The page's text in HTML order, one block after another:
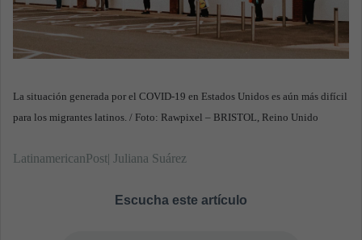
La situación generada por el COVID-19 en Estados Unidos es aún más difícil
para los migrantes latinos. / Foto: Rawpixel – BRISTOL, Reino Unido
LatinamericanPost| Juliana Suárez
Escucha este artículo